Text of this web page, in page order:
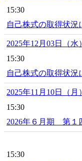
15:30
自己株式の取得状況
2025年12月03日（水）
15:30
自己株式の取得状況
2025年11月10日（月）
15:30
2026年６月期 第１
15:30